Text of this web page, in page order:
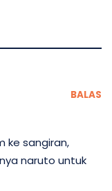
BALAS
ke sangiran,
naruto untuk